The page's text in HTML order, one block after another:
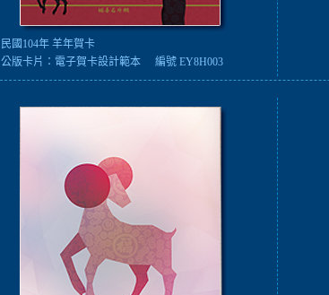
民國104年 羊年賀卡
公版卡片： 電子賀卡設計範本 編號 EY8H003